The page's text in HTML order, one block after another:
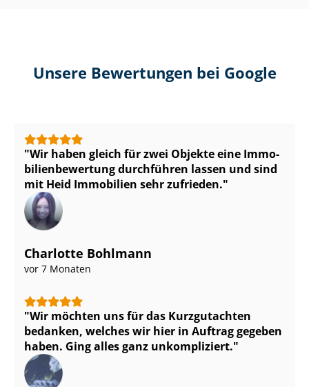
Unsere Bewertungen bei Google
Wir haben gleich für zwei Objekte eine Im­mo­
bi­li­en­be­wer­tung durchführen lassen und sind
mit Heid Immobilien sehr zufrieden.
Charlotte Bohlmann
vor 7 Monaten
Wir möchten uns für das Kurzgutachten
bedanken, welches wir hier in Auftrag gegeben
haben. Ging alles ganz unkompliziert.